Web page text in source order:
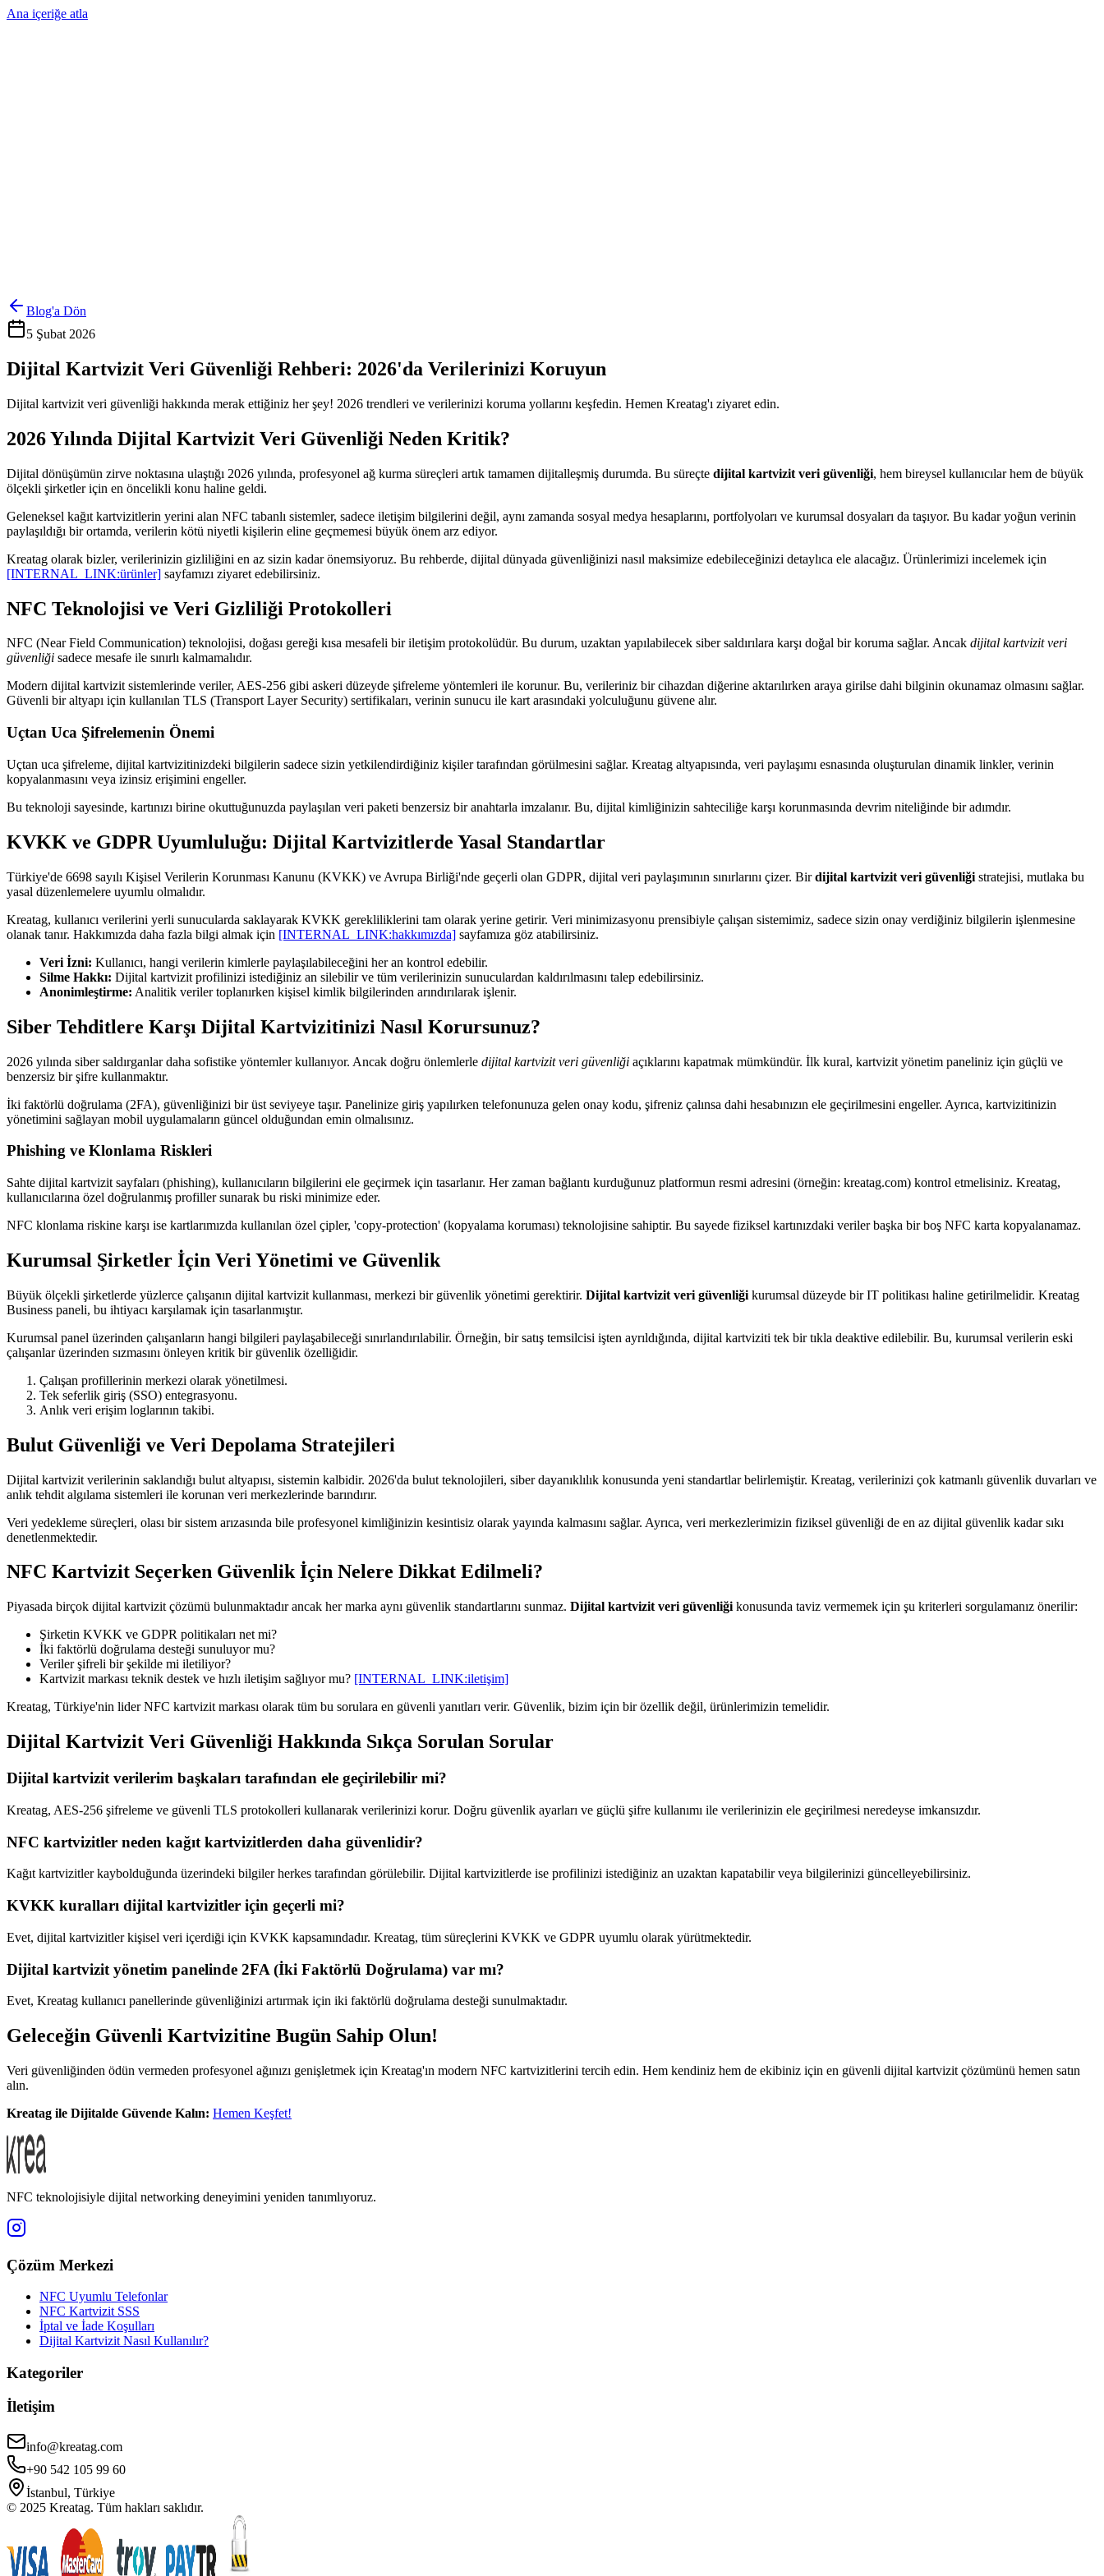
Ana içeriğe atla
Blog'a Dön
5 Şubat 2026
Dijital Kartvizit Veri Güvenliği Rehberi: 2026'da Verilerinizi Koruyun
Dijital kartvizit veri güvenliği hakkında merak ettiğiniz her şey! 2026 trendleri ve verilerinizi koruma yollarını keşfedin. Hemen Kreatag'ı ziyaret edin.
2026 Yılında Dijital Kartvizit Veri Güvenliği Neden Kritik?
Dijital dönüşümün zirve noktasına ulaştığı 2026 yılında, profesyonel ağ kurma süreçleri artık tamamen dijitalleşmiş durumda. Bu süreçte dijital kartvizit veri güvenliği, hem bireysel kullanıcılar hem de büyük
ölçekli şirketler için en öncelikli konu haline geldi.
Geleneksel kağıt kartvizitlerin yerini alan NFC tabanlı sistemler, sadece iletişim bilgilerini değil, aynı zamanda sosyal medya hesaplarını, portfolyoları ve kurumsal dosyaları da taşıyor. Bu kadar yoğun verinin
paylaşıldığı bir ortamda, verilerin kötü niyetli kişilerin eline geçmemesi büyük önem arz ediyor.
Kreatag olarak bizler, verilerinizin gizliliğini en az sizin kadar önemsiyoruz. Bu rehberde, dijital dünyada güvenliğinizi nasıl maksimize edebileceğinizi detaylıca ele alacağız. Ürünlerimizi incelemek için
[INTERNAL_LINK:ürünler] sayfamızı ziyaret edebilirsiniz.
NFC Teknolojisi ve Veri Gizliliği Protokolleri
NFC (Near Field Communication) teknolojisi, doğası gereği kısa mesafeli bir iletişim protokolüdür. Bu durum, uzaktan yapılabilecek siber saldırılara karşı doğal bir koruma sağlar. Ancak dijital kartvizit veri
güvenliği sadece mesafe ile sınırlı kalmamalıdır.
Modern dijital kartvizit sistemlerinde veriler, AES-256 gibi askeri düzeyde şifreleme yöntemleri ile korunur. Bu, verileriniz bir cihazdan diğerine aktarılırken araya girilse dahi bilginin okunamaz olmasını sağlar.
Güvenli bir altyapı için kullanılan TLS (Transport Layer Security) sertifikaları, verinin sunucu ile kart arasındaki yolculuğunu güvene alır.
Uçtan Uca Şifrelemenin Önemi
Uçtan uca şifreleme, dijital kartvizitinizdeki bilgilerin sadece sizin yetkilendirdiğiniz kişiler tarafından görülmesini sağlar. Kreatag altyapısında, veri paylaşımı esnasında oluşturulan dinamik linkler, verinin
kopyalanmasını veya izinsiz erişimini engeller.
Bu teknoloji sayesinde, kartınızı birine okuttuğunuzda paylaşılan veri paketi benzersiz bir anahtarla imzalanır. Bu, dijital kimliğinizin sahteciliğe karşı korunmasında devrim niteliğinde bir adımdır.
KVKK ve GDPR Uyumluluğu: Dijital Kartvizitlerde Yasal Standartlar
Türkiye'de 6698 sayılı Kişisel Verilerin Korunması Kanunu (KVKK) ve Avrupa Birliği'nde geçerli olan GDPR, dijital veri paylaşımının sınırlarını çizer. Birdijital kartvizit veri güvenliği stratejisi, mutlaka bu
yasal düzenlemelere uyumlu olmalıdır.
Kreatag, kullanıcı verilerini yerli sunucularda saklayarak KVKK gerekliliklerini tam olarak yerine getirir. Veri minimizasyonu prensibiyle çalışan sistemimiz, sadece sizin onay verdiğiniz bilgilerin işlenmesine
olanak tanır. Hakkımızda daha fazla bilgi almak için [INTERNAL_LINK:hakkımızda] sayfamıza göz atabilirsiniz.
Veri İzni: Kullanıcı, hangi verilerin kimlerle paylaşılabileceğini her an kontrol edebilir.
Silme Hakkı: Dijital kartvizit profilinizi istediğiniz an silebilir ve tüm verilerinizin sunuculardan kaldırılmasını talep edebilirsiniz.
Anonimleştirme: Analitik veriler toplanırken kişisel kimlik bilgilerinden arındırılarak işlenir.
Siber Tehditlere Karşı Dijital Kartvizitinizi Nasıl Korursunuz?
2026 yılında siber saldırganlar daha sofistike yöntemler kullanıyor. Ancak doğru önlemlerle dijital kartvizit veri güvenliği açıklarını kapatmak mümkündür. İlk kural, kartvizit yönetim paneliniz için güçlü ve
benzersiz bir şifre kullanmaktır.
İki faktörlü doğrulama (2FA), güvenliğinizi bir üst seviyeye taşır. Panelinize giriş yapılırken telefonunuza gelen onay kodu, şifreniz çalınsa dahi hesabınızın ele geçirilmesini engeller. Ayrıca, kartvizitinizin
yönetimini sağlayan mobil uygulamaların güncel olduğundan emin olmalısınız.
Phishing ve Klonlama Riskleri
Sahte dijital kartvizit sayfaları (phishing), kullanıcıların bilgilerini ele geçirmek için tasarlanır. Her zaman bağlantı kurduğunuz platformun resmi adresini (örneğin: kreatag.com) kontrol etmelisiniz. Kreatag,
kullanıcılarına özel doğrulanmış profiller sunarak bu riski minimize eder.
NFC klonlama riskine karşı ise kartlarımızda kullanılan özel çipler, 'copy-protection' (kopyalama koruması) teknolojisine sahiptir. Bu sayede fiziksel kartınızdaki veriler başka bir boş NFC karta kopyalanamaz.
Kurumsal Şirketler İçin Veri Yönetimi ve Güvenlik
Büyük ölçekli şirketlerde yüzlerce çalışanın dijital kartvizit kullanması, merkezi bir güvenlik yönetimi gerektirir. Dijital kartvizit veri güvenliği kurumsal düzeyde bir IT politikası haline getirilmelidir. Kreatag
Business paneli, bu ihtiyacı karşılamak için tasarlanmıştır.
Kurumsal panel üzerinden çalışanların hangi bilgileri paylaşabileceği sınırlandırılabilir. Örneğin, bir satış temsilcisi işten ayrıldığında, dijital kartviziti tek bir tıkla deaktive edilebilir. Bu, kurumsal verilerin eski
çalışanlar üzerinden sızmasını önleyen kritik bir güvenlik özelliğidir.
Çalışan profillerinin merkezi olarak yönetilmesi.
Tek seferlik giriş (SSO) entegrasyonu.
Anlık veri erişim loglarının takibi.
Bulut Güvenliği ve Veri Depolama Stratejileri
Dijital kartvizit verilerinin saklandığı bulut altyapısı, sistemin kalbidir. 2026'da bulut teknolojileri, siber dayanıklılık konusunda yeni standartlar belirlemiştir. Kreatag, verilerinizi çok katmanlı güvenlik duvarları ve
anlık tehdit algılama sistemleri ile korunan veri merkezlerinde barındırır.
Veri yedekleme süreçleri, olası bir sistem arızasında bile profesyonel kimliğinizin kesintisiz olarak yayında kalmasını sağlar. Ayrıca, veri merkezlerimizin fiziksel güvenliği de en az dijital güvenlik kadar sıkı
denetlenmektedir.
NFC Kartvizit Seçerken Güvenlik İçin Nelere Dikkat Edilmeli?
Piyasada birçok dijital kartvizit çözümü bulunmaktadır ancak her marka aynı güvenlik standartlarını sunmaz. Dijital kartvizit veri güvenliği konusunda taviz vermemek için şu kriterleri sorgulamanız önerilir:
Şirketin KVKK ve GDPR politikaları net mi?
İki faktörlü doğrulama desteği sunuluyor mu?
Veriler şifreli bir şekilde mi iletiliyor?
Kartvizit markası teknik destek ve hızlı iletişim sağlıyor mu? [INTERNAL_LINK:iletişim]
Kreatag, Türkiye'nin lider NFC kartvizit markası olarak tüm bu sorulara en güvenli yanıtları verir. Güvenlik, bizim için bir özellik değil, ürünlerimizin temelidir.
Dijital Kartvizit Veri Güvenliği Hakkında Sıkça Sorulan Sorular
Dijital kartvizit verilerim başkaları tarafından ele geçirilebilir mi?
Kreatag, AES-256 şifreleme ve güvenli TLS protokolleri kullanarak verilerinizi korur. Doğru güvenlik ayarları ve güçlü şifre kullanımı ile verilerinizin ele geçirilmesi neredeyse imkansızdır.
NFC kartvizitler neden kağıt kartvizitlerden daha güvenlidir?
Kağıt kartvizitler kaybolduğunda üzerindeki bilgiler herkes tarafından görülebilir. Dijital kartvizitlerde ise profilinizi istediğiniz an uzaktan kapatabilir veya bilgilerinizi güncelleyebilirsiniz.
KVKK kuralları dijital kartvizitler için geçerli mi?
Evet, dijital kartvizitler kişisel veri içerdiği için KVKK kapsamındadır. Kreatag, tüm süreçlerini KVKK ve GDPR uyumlu olarak yürütmektedir.
Dijital kartvizit yönetim panelinde 2FA (İki Faktörlü Doğrulama) var mı?
Evet, Kreatag kullanıcı panellerinde güvenliğinizi artırmak için iki faktörlü doğrulama desteği sunulmaktadır.
Geleceğin Güvenli Kartvizitine Bugün Sahip Olun!
Veri güvenliğinden ödün vermeden profesyonel ağınızı genişletmek için Kreatag'ın modern NFC kartvizitlerini tercih edin. Hem kendiniz hem de ekibiniz için en güvenli dijital kartvizit çözümünü hemen satın
alın.
Kreatag ile Dijitalde Güvende Kalın: Hemen Keşfet!
NFC teknolojisiyle dijital networking deneyimini yeniden tanımlıyoruz.
Çözüm Merkezi
NFC Uyumlu Telefonlar
NFC Kartvizit SSS
İptal ve İade Koşulları
Dijital Kartvizit Nasıl Kullanılır?
Kategoriler
İletişim
info@kreatag.com
+90 542 105 99 60
İstanbul, Türkiye
© 2025 Kreatag. Tüm hakları saklıdır.